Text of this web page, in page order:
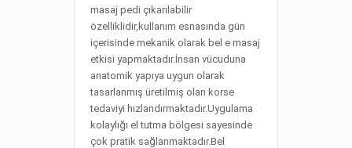
masaj pedi çıkarılabilir
özelliklidir,kullanım esnasında gün
içerisinde mekanik olarak bel e masaj
etkisi yapmaktadır.İnsan vücuduna
anatomik yapıya uygun olarak
tasarlanmış üretilmiş olan korse
tedaviyi hızlandırmaktadır.Uygulama
kolaylığı el tutma bölgesi sayesinde
çok pratik sağlanmaktadır.Bel